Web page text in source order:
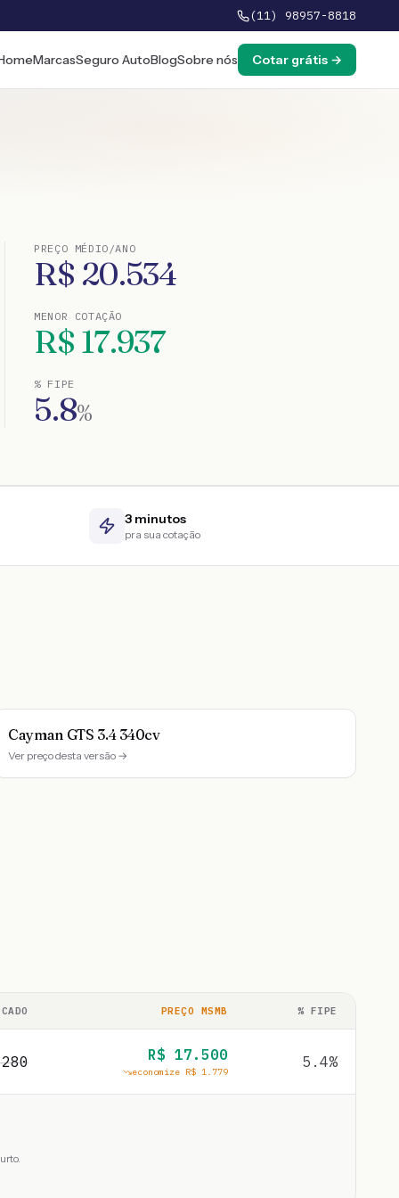
(11) 98957-8818
MarcasSeguro AutoBlogSobre nós Cotar grátis →
PREÇO MÉDIO/ANO
R$ 20.534
MENOR COTAÇÃO
R$ 17.937
% FIPE
5.8%
3 minutos
pra sua cotação
Cayman GTS 3.4 340cv
Ver preço desta versão →
PREÇO MSMB % FIPE
R$ 17.500
economize R$ 1.779
5.4%